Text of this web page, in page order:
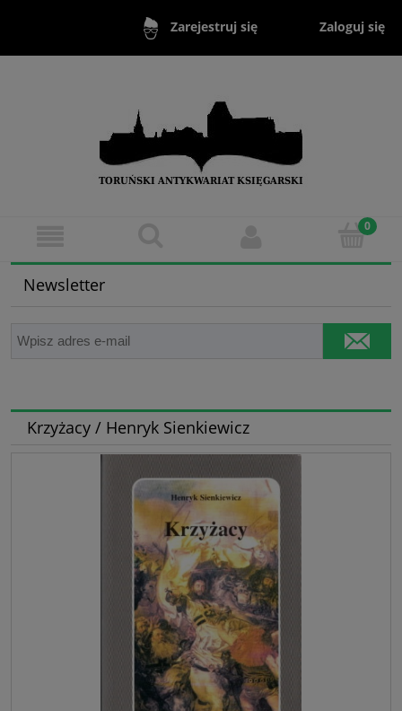
Zarejestruj się Zaloguj się
Newsletter
Krzyżacy / Henryk Sienkiewicz